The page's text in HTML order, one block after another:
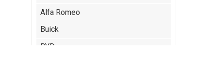
Alfa Romeo
Buick
BYD